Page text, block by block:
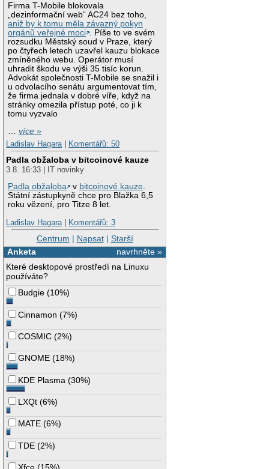
Firma T-Mobile blokovala
„dezinformační web“ AC24 bez toho,
aniž by k tomu měla závazný pokyn
orgánů veřejné moci
. Píše to ve svém
rozsudku Městský soud v Praze, který
po čtyřech letech uzavřel kauzu blokace
zmíněného webu. Operátor musí
uhradit škodu ve výši 35 tisíc korun.
Advokát společnosti T-Mobile se snažil i
u odvolacího senátu argumentovat tím,
že firma jednala v dobré víře, když na
stránky omezila přístup poté, co ji k
tomu vyzvalo
…více »
Ladislav Hagara| Komentářů: 50
Padla obžaloba v bitcoinové kauze
3.8. 16:33 | IT novinky
Padla obžaloba
v bitcoinové kauze.
Státní zástupkyně chce pro Blažka 6,5
roku vězení, pro Titze 8 let.
Ladislav Hagara| Komentářů: 3
Centrum | Napsat| Starší
navrhněte »
Anketa
Které desktopové prostředí na Linuxu
používáte?
Budgie (10%)
Cinnamon (7%)
COSMIC (2%)
GNOME (18%)
KDE Plasma (30%)
LXQt (6%)
MATE (6%)
TDE (2%)